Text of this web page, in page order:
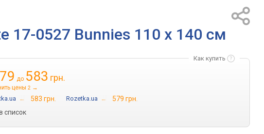
17-0527 Bunnies 110 x 140 см
Как купить
до 583 грн.
цены 2 →
→ 583 грн. Rozetka.ua →
579 грн.
список